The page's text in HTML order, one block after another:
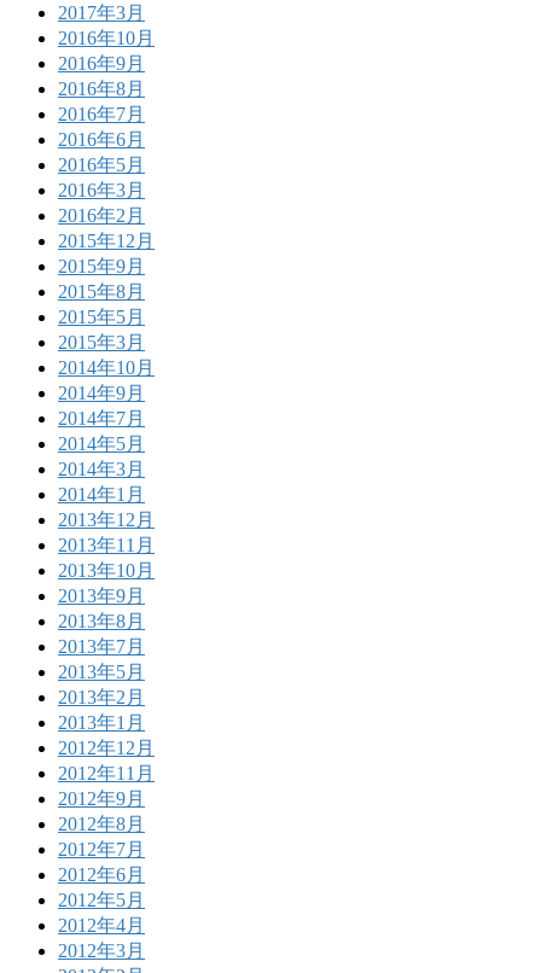
2017年3月
2016年10月
2016年9月
2016年8月
2016年7月
2016年6月
2016年5月
2016年3月
2016年2月
2015年12月
2015年9月
2015年8月
2015年5月
2015年3月
2014年10月
2014年9月
2014年7月
2014年5月
2014年3月
2014年1月
2013年12月
2013年11月
2013年10月
2013年9月
2013年8月
2013年7月
2013年5月
2013年2月
2013年1月
2012年12月
2012年11月
2012年9月
2012年8月
2012年7月
2012年6月
2012年5月
2012年4月
2012年3月